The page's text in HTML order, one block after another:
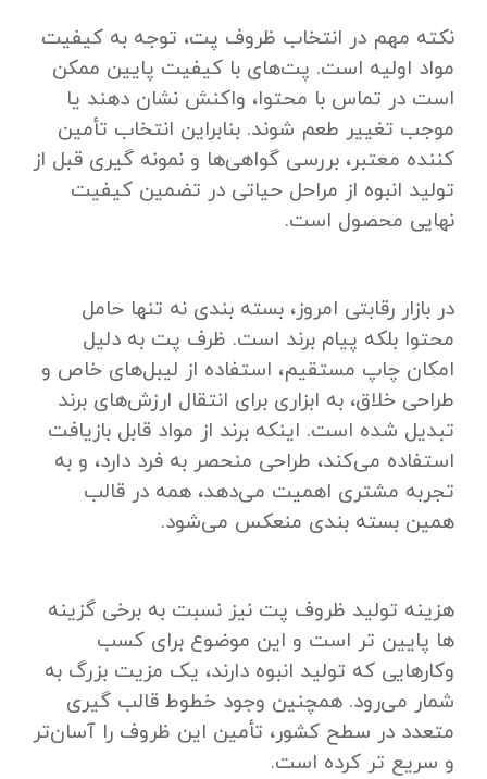
نکته مهم در انتخاب ظروف پت، توجه به کیفیت
مواد اولیه است. پت‌های با کیفیت پایین ممکن
است در تماس با محتوا، واکنش نشان دهند یا
موجب تغییر طعم شوند. بنابراین انتخاب تأمین
‌کننده معتبر، بررسی گواهی‌ها و نمونه ‌گیری قبل از
تولید انبوه از مراحل حیاتی در تضمین کیفیت
نهایی محصول است.
در بازار رقابتی امروز، بسته‌ بندی نه ‌تنها حامل
محتوا بلکه پیام برند است. ظرف پت به دلیل
امکان چاپ مستقیم، استفاده از لیبل‌های خاص و
طراحی خلاق، به ابزاری برای انتقال ارزش‌های برند
تبدیل شده است. اینکه برند از مواد قابل بازیافت
استفاده می‌کند، طراحی منحصر به‌ فرد دارد، و به
تجربه مشتری اهمیت می‌دهد، همه در قالب
همین بسته ‌بندی منعکس می‌شود.
هزینه تولید ظروف پت نیز نسبت به برخی گزینه‌
ها پایین‌ تر است و این موضوع برای کسب‌
وکارهایی که تولید انبوه دارند، یک مزیت بزرگ به
شمار می‌رود. همچنین وجود خطوط قالب‌ گیری
متعدد در سطح کشور، تأمین این ظروف را آسان‌تر
و سریع‌ تر کرده است.